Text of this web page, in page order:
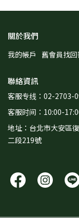
關於我們
我的帳戶 舊會員找
聯絡資訊
客服专线：02-2703-
客服时间：10:00-
地址：台北市大安區
二段219號